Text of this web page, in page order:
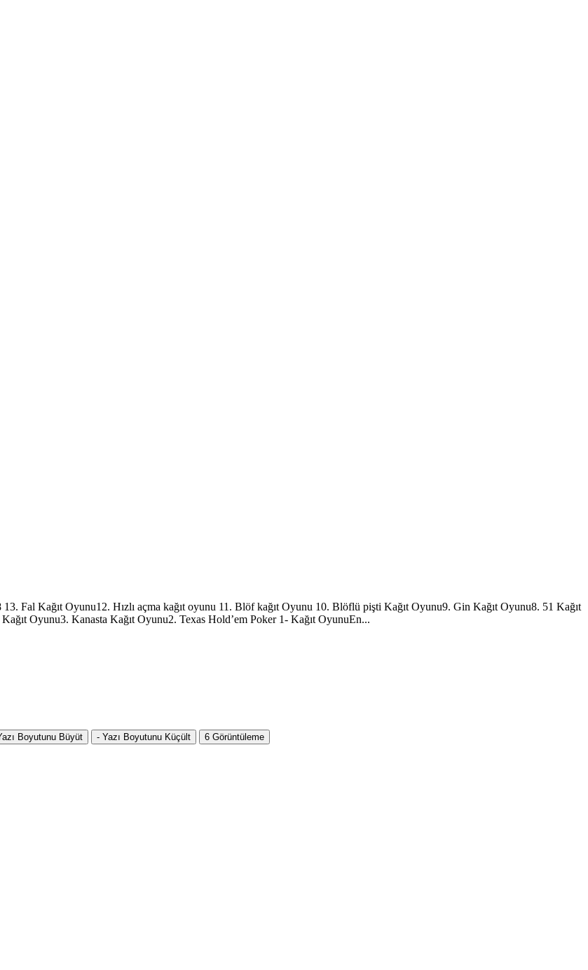
Fal Kağıt Oyunu12. Hızlı açma kağıt oyunu 11. Blöf kağıt Oyunu 10. Blöflü pişti Kağıt Oyunu9. Gin Kağıt Oyunu8. 51 Kağıt
Oyunu3. Kanasta Kağıt Oyunu2. Texas Hold’em Poker 1- Kağıt OyunuEn...
Boyutunu Büyüt - Yazı Boyutunu Küçült 6 Görüntüleme